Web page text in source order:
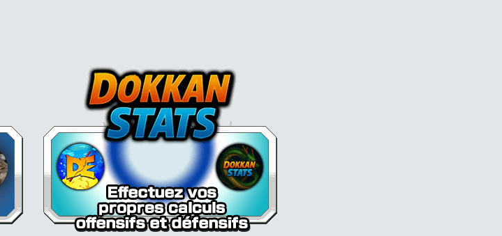
Dokkan Essentials x Dragon Ball Z Dokkan battle France